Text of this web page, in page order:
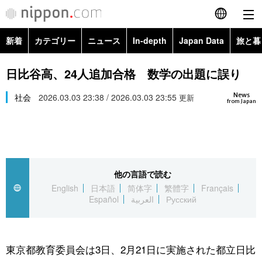
English
简体字
繁體字
العربية
社会
旅と暮らし
新着 カテゴリー ニュース In-depth Japan Data 旅と
政治・外交
経済・ビジネス
社会
文化
科学・技術
暮らし
Topics
Images
お知らせ
日比谷高、24人追加合格 数学の出題に誤り
News
from Japan
社会 2026.03.03 23:38 / 2026.03.03 23:55 更新
他の言語で読む
English
日本語 简体字 繁體字
Français
Español
العربية Русский
東京都教育委員会は3日、2月21日に実施された都立日比